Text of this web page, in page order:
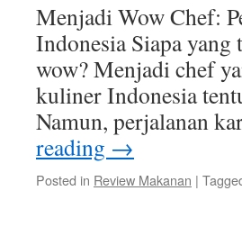
Menjadi Wow Chef:
Indonesia Siapa
wow? Menjadi chef
kuliner Indonesia
Namun, perjalanan
reading →
Posted in Review Makanan |